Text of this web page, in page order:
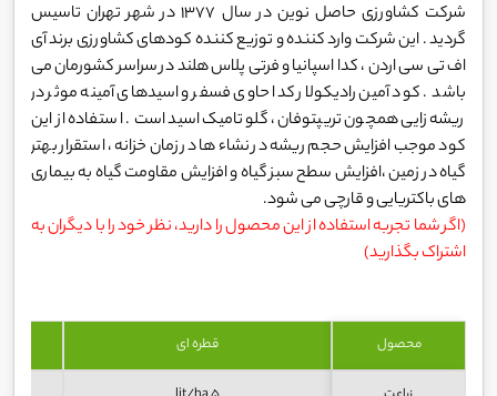
شرکت کشاورزی حاصل نوین در سال 1377 در شهر تهران تاسیس
گردید . این شرکت وارد کننده و توزیع کننده کودهای کشاورزی برند آی
اف تی سی اردن ، کدا اسپانیا و فرتی پلاس هلند در سراسر کشورمان می
باشد . کود آمین رادیکولار کدا حاوی فسفر و اسیدهای آمینه موثر در
ریشه زایی همچون تریپتوفان ، گلوتامیک اسید است . استفاده از این
کود موجب افزایش حجم ریشه در نشاء ها در زمان خزانه ، استقرار بهتر
گیاه در زمین ،افزایش سطح سبز گیاه و افزایش مقاومت گیاه به بیماری
های باکتریایی و قارچی می شود.
(اگر شما تجربه استفاده از این محصول را دارید، نظر خود را با دیگران به
اشتراک بگذارید)
محصول قطره ای